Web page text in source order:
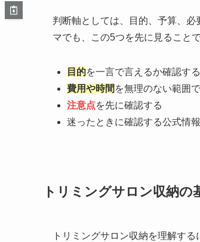
判断軸としては、目的、予算、
マでも、この5つを先に見ること
目的を一言で言えるか確認する
費用や時間 を無理のない範囲
注意点を先に確認する
迷ったときに確認する公式情
トリミングサロン収納
トリミングサロン収納を理解す